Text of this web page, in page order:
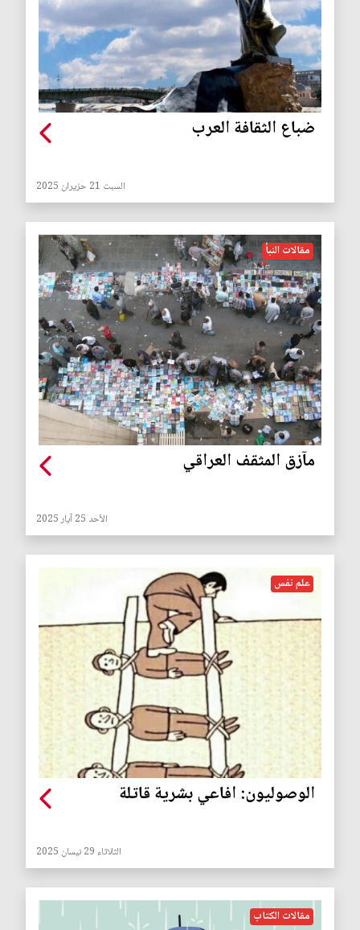
ضباع الثقافة العرب
السبت 21 حزيران 2025
مقالات النبأ
مآزق المثقف العراقي
الأحد 25 آيار 2025
علم نفس
الوصوليون: افاعي بشرية قاتلة
الثلاثاء 29 نيسان 2025
مقالات الكتاب